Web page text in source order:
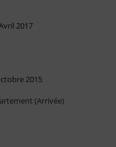
2017
2015
(Arrivée)